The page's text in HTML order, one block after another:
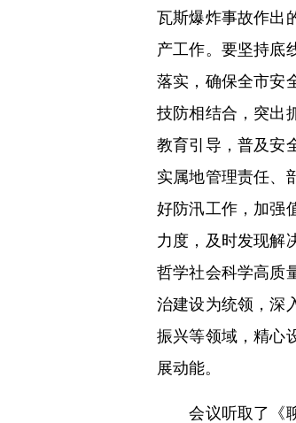
瓦斯爆炸事故作出
产工作。要坚持底
落实，确保全市安
技防相结合，突出
教育引导，普及安
实属地管理责任、
好防汛工作，加强
力度，及时发现解
哲学社会科学高质
治建设为统领，深
振兴等领域，精心
展动能。
会议听取了《聊